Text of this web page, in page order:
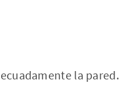
la pared.